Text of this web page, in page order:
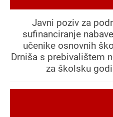
Javni poziv za
sufinanciranje
učenike osnovnih
Drniša s prebivalištem
za školsku